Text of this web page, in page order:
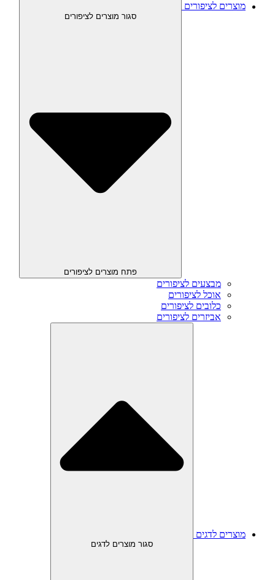
מוצרים לציפורים
סגור מוצרים לציפורים
פתח מוצרים לציפורים
מבצעים לציפורים
אוכל לציפורים
כלובים לציפורים
אביזרים לציפורים
מוצרים לדגים
סגור מוצרים לדגים